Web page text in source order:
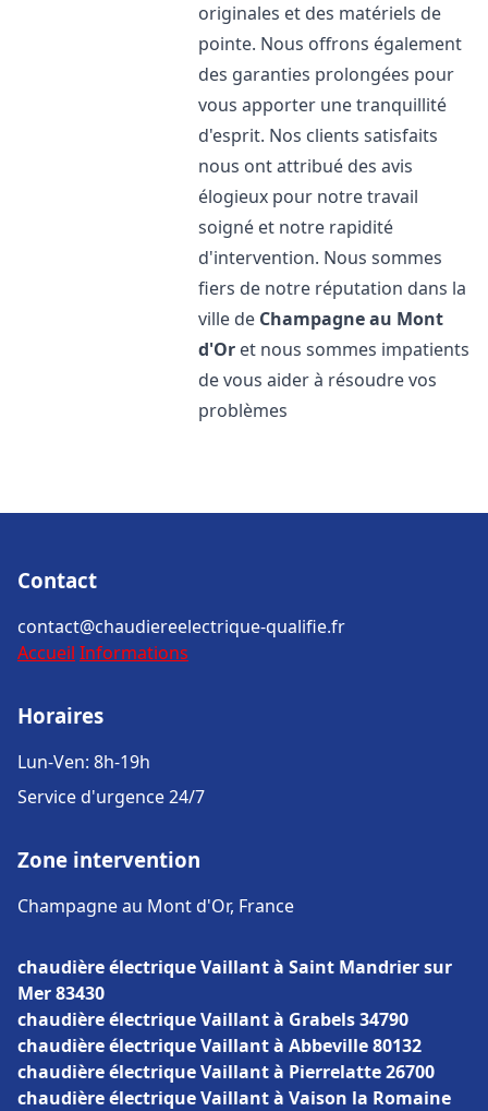
originales et des matériels de
pointe. Nous offrons également
des garanties prolongées pour
vous apporter une tranquillité
d'esprit. Nos clients satisfaits
nous ont attribué des avis
élogieux pour notre travail
soigné et notre rapidité
d'intervention. Nous sommes
fiers de notre réputation dans la
ville de Champagne au Mont
d'Or et nous sommes impatients
de vous aider à résoudre vos
problèmes
Contact
contact@chaudiereelectrique-qualifie.fr
Accueil Informations
Horaires
Lun-Ven: 8h-19h
Service d'urgence 24/7
Zone intervention
Champagne au Mont d'Or, France
chaudière électrique Vaillant à Saint Mandrier sur
Mer 83430
chaudière électrique Vaillant à Grabels 34790
chaudière électrique Vaillant à Abbeville 80132
chaudière électrique Vaillant à Pierrelatte 26700
chaudière électrique Vaillant à Vaison la Romaine